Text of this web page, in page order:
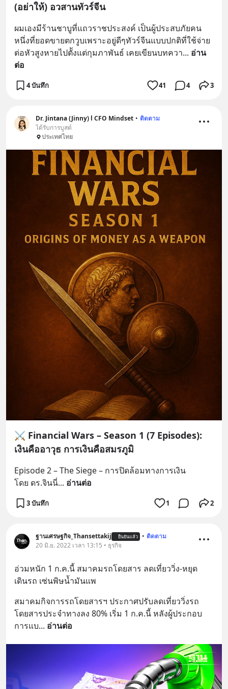
(อย่าให้) อวสานทัวร์จีน
ผมเองมีร้านชาบูที่แถวราชประสงค์ เป็นผู้ประสบภัยคน
หนึ่งที่ยอดขายตกวูบเพราะอยู่ดีๆทัวร์จีนแบบปกติที่ใช้จ่าย
ต่อหัวสูงหายไปตัังแต่กุมภาพันธ์ เคยเขียนบทควา... อ่าน
ต่อ
4 บันทึก 41 4 3
Dr. Jintana (Jinny) l CFO Mindset • ติดตาม
ได้รับการบูสต์
ประเทศไทย
⚔️ Financial Wars – Season 1 (7 Episodes):
เงินคืออาวุธ การเงินคือสมรภูมิ
Episode 2 – The Siege – การปิดล้อมทางการเงิน
โดย ดร.จินนี่... อ่านต่อ
3 บันทึก 1 2
ฐานเศรษฐกิจ_Thansettakij ยืนยันแล้ว • ติดตาม
20 มิ.ย. 2022 เวลา 13:15 • ธุรกิจ
อ่วมหนัก 1 ก.ค.นี้ สมาคมรถโดยสาร ลดเที่ยววิ่ง-หยุด
เดินรถ เซ่นพิษน้ำมันแพ
สมาคมกิจการรถโดยสารฯ ประกาศปรับลดเที่ยววิ่งรถ
โดยสารประจำทางลง 80% เริ่ม 1 ก.ค.นี้ หลังผู้ประกอบ
การแบ... อ่านต่อ